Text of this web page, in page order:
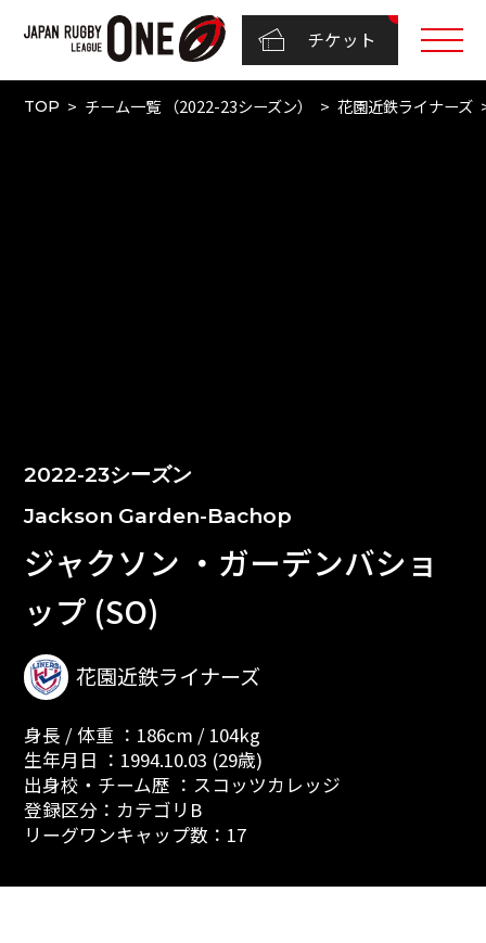
チケット
TOP チーム一覧 （2022-23シーズン） 花園近鉄ライナーズ
2022-23シーズン
Jackson Garden-Bachop
ジャクソン ・ガーデンバショ
ップ (SO)
花園近鉄ライナーズ
身長 / 体重 ：186cm / 104kg
生年月日 ：1994.10.03 (29歳)
出身校・チーム歴 ：スコッツカレッジ
登録区分：カテゴリB
リーグワンキャップ数：17